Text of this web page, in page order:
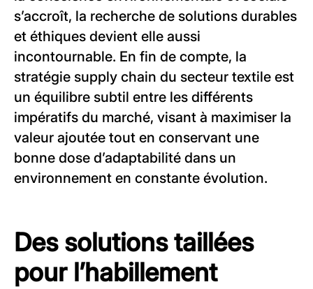
s’accroît, la recherche de solutions durables
et éthiques devient elle aussi
incontournable. En fin de compte, la
stratégie supply chain du secteur textile est
un équilibre subtil entre les différents
impératifs du marché, visant à maximiser la
valeur ajoutée tout en conservant une
bonne dose d’adaptabilité dans un
environnement en constante évolution.
Des solutions taillées
pour l’habillement